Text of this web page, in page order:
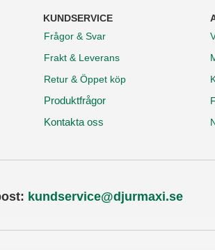
KUNDSERVICE
Frågor & Svar
Frakt & Leverans
Retur & Öppet köp
Produktfrågor
Kontakta oss
kundservice@djurmaxi.se